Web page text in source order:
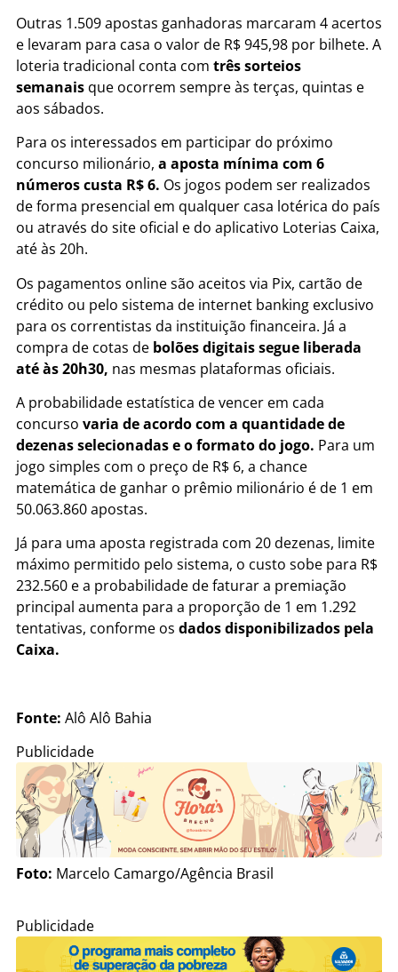
Outras 1.509 apostas ganhadoras marcaram 4 acertos
e levaram para casa o valor de R$ 945,98 por bilhete. A
loteria tradicional conta com três sorteios
semanais que ocorrem sempre às terças, quintas e
aos sábados.
Para os interessados em participar do próximo
concurso milionário, a aposta mínima com 6
números custa R$ 6. Os jogos podem ser realizados
de forma presencial em qualquer casa lotérica do país
ou através do site oficial e do aplicativo Loterias Caixa,
até às 20h.
Os pagamentos online são aceitos via Pix, cartão de
crédito ou pelo sistema de internet banking exclusivo
para os correntistas da instituição financeira. Já a
compra de cotas de bolões digitais segue liberada
até às 20h30, nas mesmas plataformas oficiais.
A probabilidade estatística de vencer em cada
concurso varia de acordo com a quantidade de
dezenas selecionadas e o formato do jogo. Para um
jogo simples com o preço de R$ 6, a chance
matemática de ganhar o prêmio milionário é de 1 em
50.063.860 apostas.
Já para uma aposta registrada com 20 dezenas, limite
máximo permitido pelo sistema, o custo sobe para R$
232.560 e a probabilidade de faturar a premiação
principal aumenta para a proporção de 1 em 1.292
tentativas, conforme os dados disponibilizados pela
Caixa.
Fonte: Alô Alô Bahia
Publicidade
Foto: Marcelo Camargo/Agência Brasil
Publicidade